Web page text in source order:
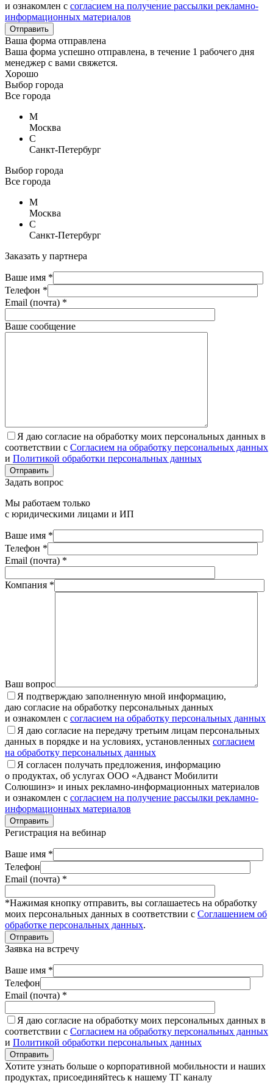
и ознакомлен с согласием на получение рассылки рекламно-
информационных материалов
Отправить
Ваша форма отправлена
Ваша форма успешно отправлена, в течение 1 рабочего дня
менеджер с вами свяжется.
Хорошо
Выбор города
Все города
М
Москва
С
Санкт-Петербург
Выбор города
Все города
М
Москва
С
Санкт-Петербург
Заказать у партнера
Ваше имя *
Телефон *
Email (почта) *
Ваше сообщение
Я даю согласие на обработку моих персональных данных в
соответствии с Согласием на обработку персональных данных
и Политикой обработки персональных данных
Отправить
Задать вопрос
Мы работаем только
с юридическими лицами и ИП
Ваше имя *
Телефон *
Email (почта) *
Компания *
Ваш вопрос
Я подтверждаю заполненную мной информацию,
даю согласие на обработку персональных данных
и ознакомлен с согласием на обработку персональных данных
Я даю согласие на передачу третьим лицам персональных
данных в порядке и на условиях, установленных согласием
на обработку персональных данных
Я согласен получать предложения, информацию
о продуктах, об услугах ООО «Адванст Мобилити
Солюшинз» и иных рекламно-информационных материалов
и ознакомлен с согласием на получение рассылки рекламно-
информационных материалов
Отправить
Регистрация на вебинар
Ваше имя *
Телефон
Email (почта) *
*Нажимая кнопку отправить, вы соглашаетесь на обработку
моих персональных данных в соответствии с Соглашением об
обработке персональных данных.
Отправить
Заявка на встречу
Ваше имя *
Телефон
Email (почта) *
Я даю согласие на обработку моих персональных данных в
соответствии с Согласием на обработку персональных данных
и Политикой обработки персональных данных
Отправить
Хотите узнать больше о корпоративной мобильности и наших
продуктах, присоединяйтесь к нашему ТГ каналу